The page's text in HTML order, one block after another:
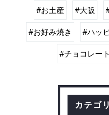
#お土産 #大阪
#お好み焼き #ハッ
#チョコレート
カテゴ